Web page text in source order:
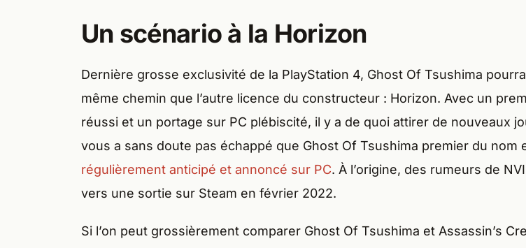
Un scénario à la Horizon
Dernière grosse exclusivité de la PlayStation 4, Ghost Of Tsushima
même chemin que l’autre licence du constructeur : Horizon. Avec un
réussi et un portage sur PC plébiscité, il y a de quoi attirer de nouveaux
vous a sans doute pas échappé que Ghost Of Tsushima premier du nom
régulièrement anticipé et annoncé sur PC. À l’origine, des rumeurs de
vers une sortie sur Steam en février 2022.
Si l’on peut grossièrement comparer Ghost Of Tsushima et Assassin’s